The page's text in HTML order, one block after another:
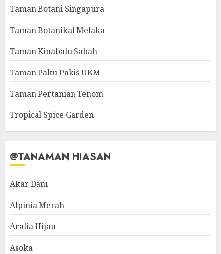
Taman Botani Singapura
Taman Botanikal Melaka
Taman Kinabalu Sabah
Taman Paku Pakis UKM
Taman Pertanian Tenom
Tropical Spice Garden
@TANAMAN HIASAN
Akar Dani
Alpinia Merah
Aralia Hijau
Asoka